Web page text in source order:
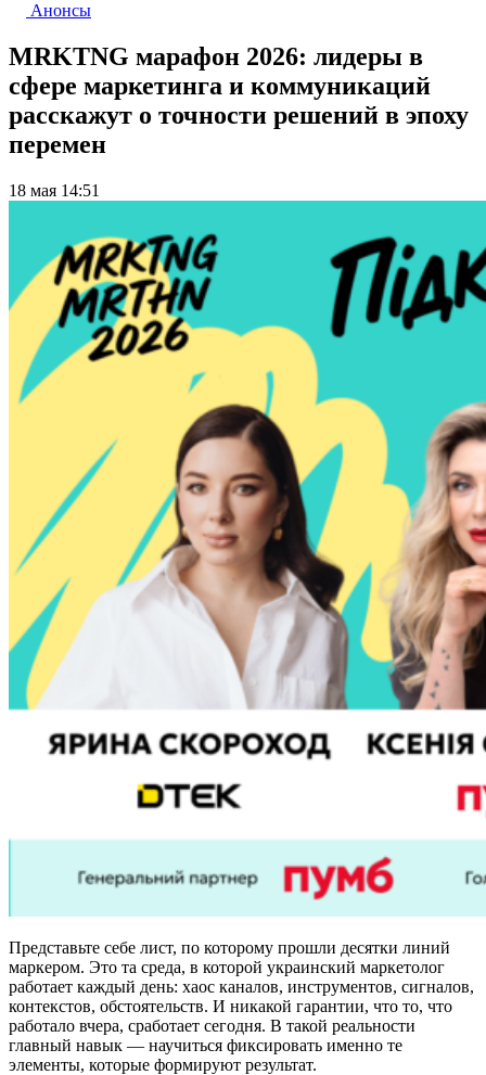
Анонсы
MRKTNG марафон 2026: лидеры в
сфере маркетинга и коммуникаций
расскажут о точности решений в эпоху
перемен
18 мая 14:51
Представьте себе лист, по которому прошли десятки линий
маркером. Это та среда, в которой украинский маркетолог
работает каждый день: хаос каналов, инструментов, сигналов,
контекстов, обстоятельств. И никакой гарантии, что то, что
работало вчера, сработает сегодня. В такой реальности
главный навык — научиться фиксировать именно те
элементы, которые формируют результат.